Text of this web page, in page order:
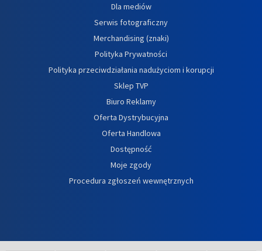
Dla mediów
Serwis fotograficzny
Merchandising (znaki)
Polityka Prywatności
Polityka przeciwdziałania nadużyciom i korupcji
Sklep TVP
Biuro Reklamy
Oferta Dystrybucyjna
Oferta Handlowa
Dostępność
Moje zgody
Procedura zgłoszeń wewnętrznych